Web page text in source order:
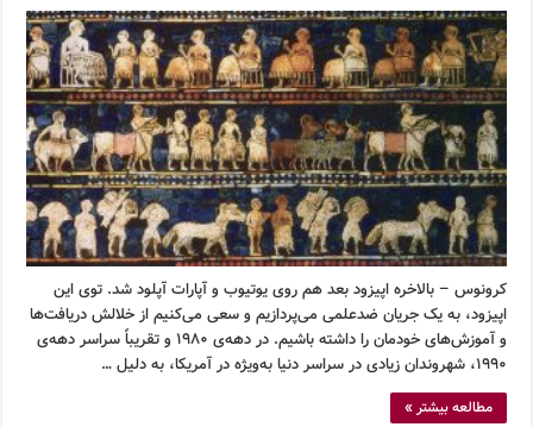
کرونوس – بالاخره اپیزود بعد هم روی یوتیوب و آپارات آپلود شد. توی این
اپیزود، به یک جریان ضدعلمی می‌پردازیم و سعی می‌کنیم از خلالش دریافت‌ها
و آموزش‌های خودمان را داشته باشیم. در دهه‌ی ۱۹۸۰ و تقریباً سراسر دهه‌ی
۱۹۹۰، شهروندان زیادی در سراسر دنیا به‌ویژه در آمریکا، به دلیل …
مطالعه بیشتر »